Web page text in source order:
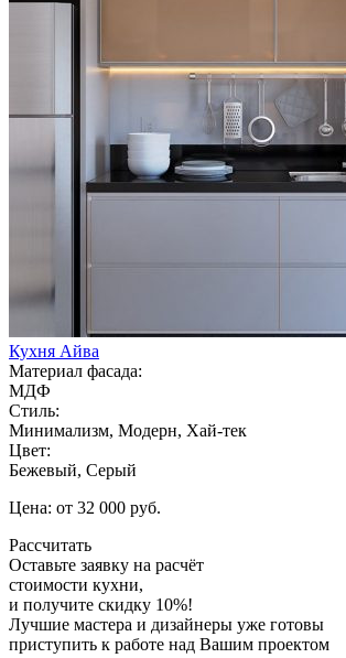
Кухня Айва
Материал фасада:
МДФ
Стиль:
Минимализм, Модерн, Хай-тек
Цвет:
Бежевый, Серый
Цена: от 32 000 руб.
Рассчитать
Оставьте заявку на расчёт
стоимости кухни,
и получите скидку 10%!
Лучшие мастера и дизайнеры уже готовы
приступить к работе над Вашим проектом